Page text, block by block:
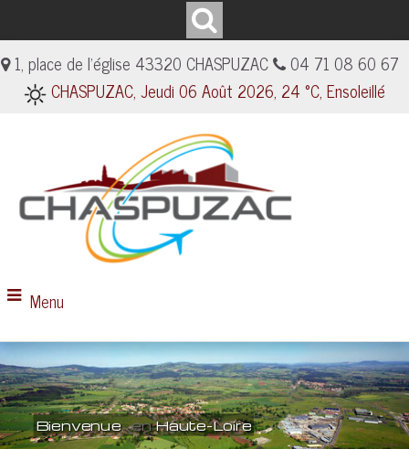
1, place de l'église 43320 CHASPUZAC
04 71 08 60 67
CHASPUZAC, Jeudi 06 Août 2026, 24 °C, Ensoleillé
Menu
BienvenueenHaute-Loire
Un lieuculturelouvert sur le